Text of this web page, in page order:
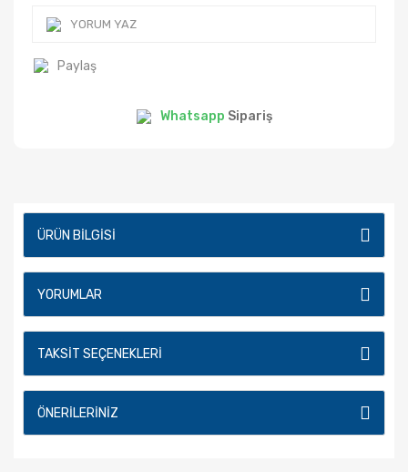
YORUM YAZ
Paylaş
Whatsapp Sipariş
ÜRÜN BILGISI
YORUMLAR
TAKSIT SEÇENEKLERI
ÖNERILERINIZ